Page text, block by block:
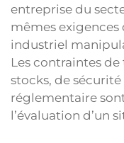
entreprise du
mêmes exigences
industriel
Les contraintes
stocks, de
réglementaire
l’évaluation d’un